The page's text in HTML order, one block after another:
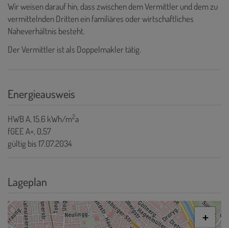
Wir weisen darauf hin, dass zwischen dem Vermittler und dem zu
vermittelnden Dritten ein familiäres oder wirtschaftliches
Naheverhältnis besteht.
Der Vermittler ist als Doppelmakler tätig.
Energieausweis
HWBA, 15.6 kWh/m2a
fGEEA+, 0,57
gültig bis17.07.2034
Lageplan
+